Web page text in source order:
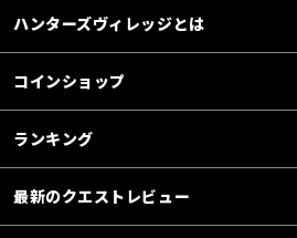
ハンターズヴィレッジとは
コインショップ
ランキング
最新のクエストレビュー